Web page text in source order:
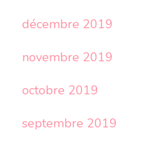
décembre 2019
novembre 2019
octobre 2019
septembre 2019